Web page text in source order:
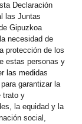
Declaración
las Juntas
Gipuzkoa
necesidad de
protección de los
estas personas y
las medidas
garantizar la
trato y
la equidad y la
social,